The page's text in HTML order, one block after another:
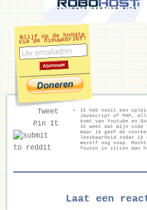
Blijf op de hoogte
via de nieuwsbrief!
Tweet
Pin It
Ik heb nooit een
Javascript of PHP,
komt van Youtube en
Ik weet dat mijn code
maar ik geef de
leesbaarheid zodat ik
mezelf nog snap.
fouten in zitten dan
Laat een